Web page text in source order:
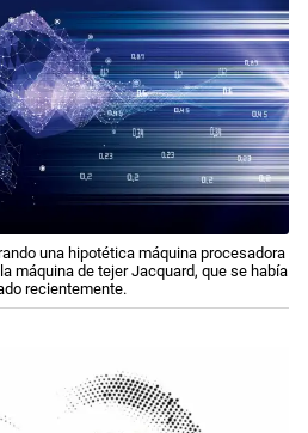
una hipotética máquina procesadora
máquina de tejer Jacquard, que se había
recientemente.